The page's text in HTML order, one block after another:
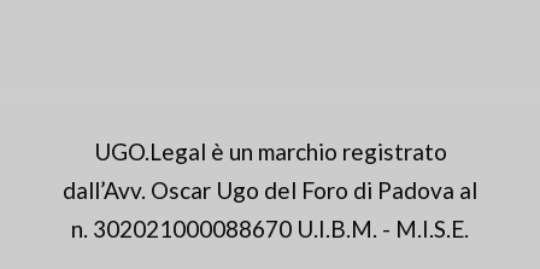
UGO.Legal è un marchio registrato
dall’Avv. Oscar Ugo del Foro di Padova al
n. 302021000088670 U.I.B.M. - M.I.S.E.